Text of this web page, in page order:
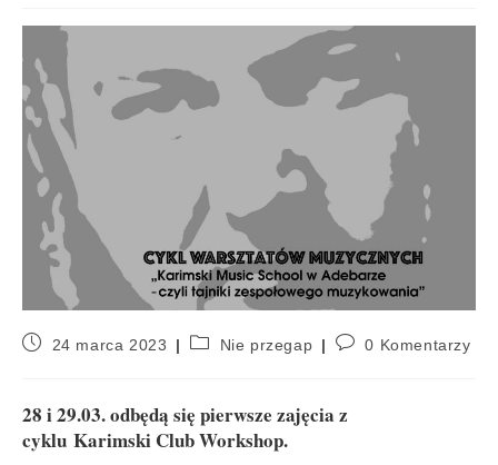
24 marca 2023 Nie przegap 0 Komentarzy
28 i 29.03. odbędą się pierwsze zajęcia z
cyklu Karimski Club Workshop.